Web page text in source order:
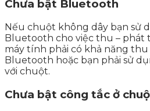
Chưa bật Bluetooth
Nếu chuột không dây bạn sử
Bluetooth cho việc thu – phát
máy tính phải có khả năng
Bluetooth hoặc bạn phải sử
với chuột.
Chưa bật công tắc ở